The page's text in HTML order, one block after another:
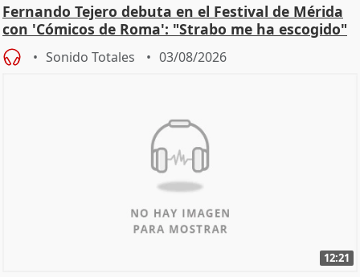
Fernando Tejero debuta en el Festival de Mérida
con 'Cómicos de Roma': "Strabo me ha escogido"
Sonido Totales 03/08/2026
12:21